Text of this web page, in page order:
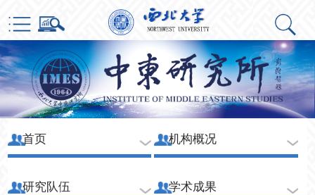
首页 机构概况
研究队伍 学术成果